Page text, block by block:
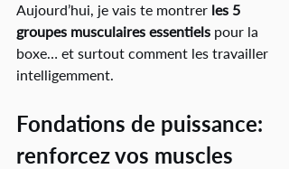
Aujourd’hui, je vais te montrer les 5
groupes musculaires essentiels pour la
boxe… et surtout comment les travailler
intelligemment.
Fondations de puissance:
renforcez vos muscles